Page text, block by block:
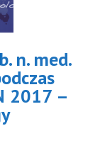
n. med.
2017 –